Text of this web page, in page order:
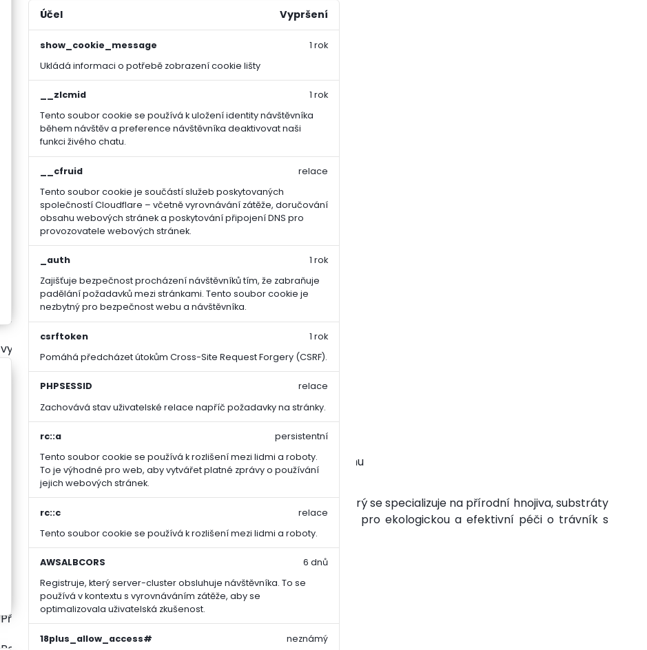
Účel Vypršení
show_cookie_message
Ukládá informaci o potřebě zobrazení cookie lišty
1 rok
__zlcmid
Tento soubor cookie se používá k uložení identity návštěvníka
během návštěv a preference návštěvníka deaktivovat naši
funkci živého chatu.
1 rok
__cfruid
Tento soubor cookie je součástí služeb poskytovaných
společností Cloudflare – včetně vyrovnávání zátěže, doručování
obsahu webových stránek a poskytování připojení DNS pro
provozovatele webových stránek.
relace
_auth
Zajišťuje bezpečnost procházení návštěvníků tím, že zabraňuje
padělání požadavků mezi stránkami. Tento soubor cookie je
nezbytný pro bezpečnost webu a návštěvníka.
1 rok
csrftoken
Pomáhá předcházet útokům Cross-Site Request Forgery (CSRF).
1 rok
PHPSESSID
Zachovává stav uživatelské relace napříč požadavky na stránky.
relace
rc::a
Tento soubor cookie se používá k rozlišení mezi lidmi a roboty.
To je výhodné pro web, aby vytvářet platné zprávy o používání
jejich webových stránek.
persistentní
rc::c
Tento soubor cookie se používá k rozlišení mezi lidmi a roboty.
relace
AWSALBCORS
Registruje, který server-cluster obsluhuje návštěvníka. To se
používá v kontextu s vyrovnáváním zátěže, aby se
optimalizovala uživatelská zkušenost.
6 dnů
18plus_allow_access#
neznámý
0,5 kg na 10 m²
aplikace ideálně 2× ročně – na jaře a na podzim
aplikujte za sucha, ručně nebo posypovým vozíkem
po aplikaci doporučeno zavlažování
Technické údaje:
forma: granulované hnojivo
typ: organické hnojivo s mikrobiální složkou
Velikost balení a vydatnost:
balení: 7,5 kg
vydatnost: až 150 m²
Použití / Aplikace:
pro trávníky s přebytečnou travní plstí
vhodné pro pravidelnou údržbu bez nutnosti mechanického zásahu
Značka FLORIApatří do portfolia českého výrobce AGRO CS, který se specializuje na přírodní hnojiva, substráty
a přípravky pro péči o zahradu. Produkty FLORIA jsou navrženy pro ekologickou a efektivní péči o trávník s
důrazem na dlouhodobý účinek a snadnou aplikaci.
Bezpečnostní pokyny:
Při práci nejezte, nepijte, nekuřte.